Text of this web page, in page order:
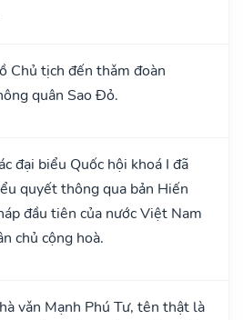
Chủ tịch đến thǎm đoàn
quân Sao Đỏ.
đại biểu Quốc hội khoá I đã
quyết thông qua bản Hiến
đầu tiên của nước Việt Nam
chủ cộng hoà.
vǎn Mạnh Phú Tư, tên thật là